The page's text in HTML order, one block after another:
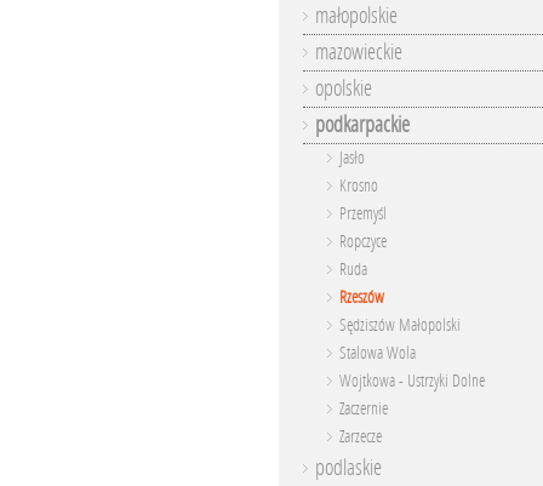
małopolskie
mazowieckie
opolskie
podkarpackie
Jasło
Krosno
Przemyśl
Ropczyce
Ruda
Rzeszów
Sędziszów Małopolski
Stalowa Wola
Wojtkowa - Ustrzyki Dolne
Zaczernie
Zarzecze
podlaskie